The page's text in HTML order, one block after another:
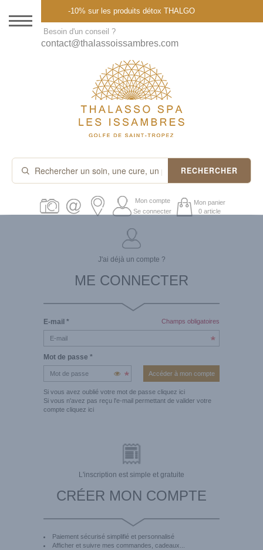
DESTINATION
THALASSO SPA
CURES ET FORFAITS
SOINS À LA CARTE
ABONNEMENTS
PROMOS
-10% sur les produits détox THALGO
Besoin d'un conseil ?
contact@thalassoissambres.com
RECHERCHER
Mon compte
Se connecter
Mon panier
0 article
J'ai déjà un compte ?
ME CONNECTER
Champs obligatoires
E-mail *
Mot de passe *
Si vous avez oublié votre mot de passe cliquez ici
Si vous n'avez pas reçu l'e-mail permettant de valider votre
compte cliquez ici
L'inscription est simple et gratuite
CRÉER MON COMPTE
Paiement sécurisé simplifié et personnalisé
Afficher et suivre mes commandes, cadeaux...